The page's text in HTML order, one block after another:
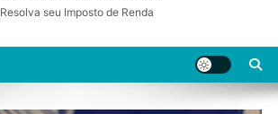
Resolva seu Imposto de Renda